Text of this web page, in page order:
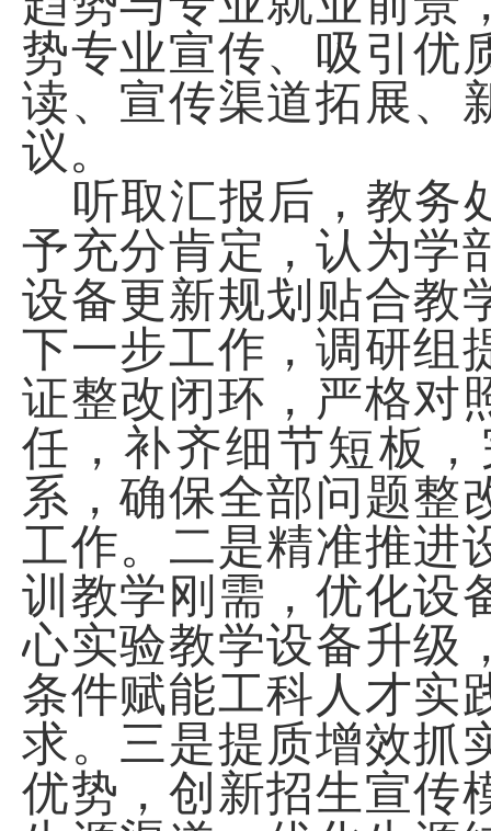
势专业宣传、吸引优
读、宣传渠道拓展、
议。
听取汇报后，教务
予充分肯定，认为学
设备更新规划贴合教
下一步工作，调研组
证整改闭环，严格对
任，补齐细节短板
系，确保全部问题整
工作。二是精准推进
训教学刚需，优化设
心实验教学设备升级
条件赋能工科人才实
求。三是提质增效抓
优势，创新招生宣传